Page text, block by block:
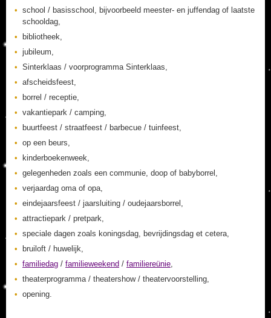
school / basisschool, bijvoorbeeld meester- en juffendag of laatste
schooldag,
bibliotheek,
jubileum,
Sinterklaas / voorprogramma Sinterklaas,
afscheidsfeest,
borrel / receptie,
vakantiepark / camping,
buurtfeest / straatfeest / barbecue / tuinfeest,
op een beurs,
kinderboekenweek,
gelegenheden zoals een communie, doop of babyborrel,
verjaardag oma of opa,
eindejaarsfeest / jaarsluiting / oudejaarsborrel,
attractiepark / pretpark,
speciale dagen zoals koningsdag, bevrijdingsdag et cetera,
bruiloft / huwelijk,
familiedag / familieweekend / familiereünie,
theaterprogramma / theatershow / theatervoorstelling,
opening.